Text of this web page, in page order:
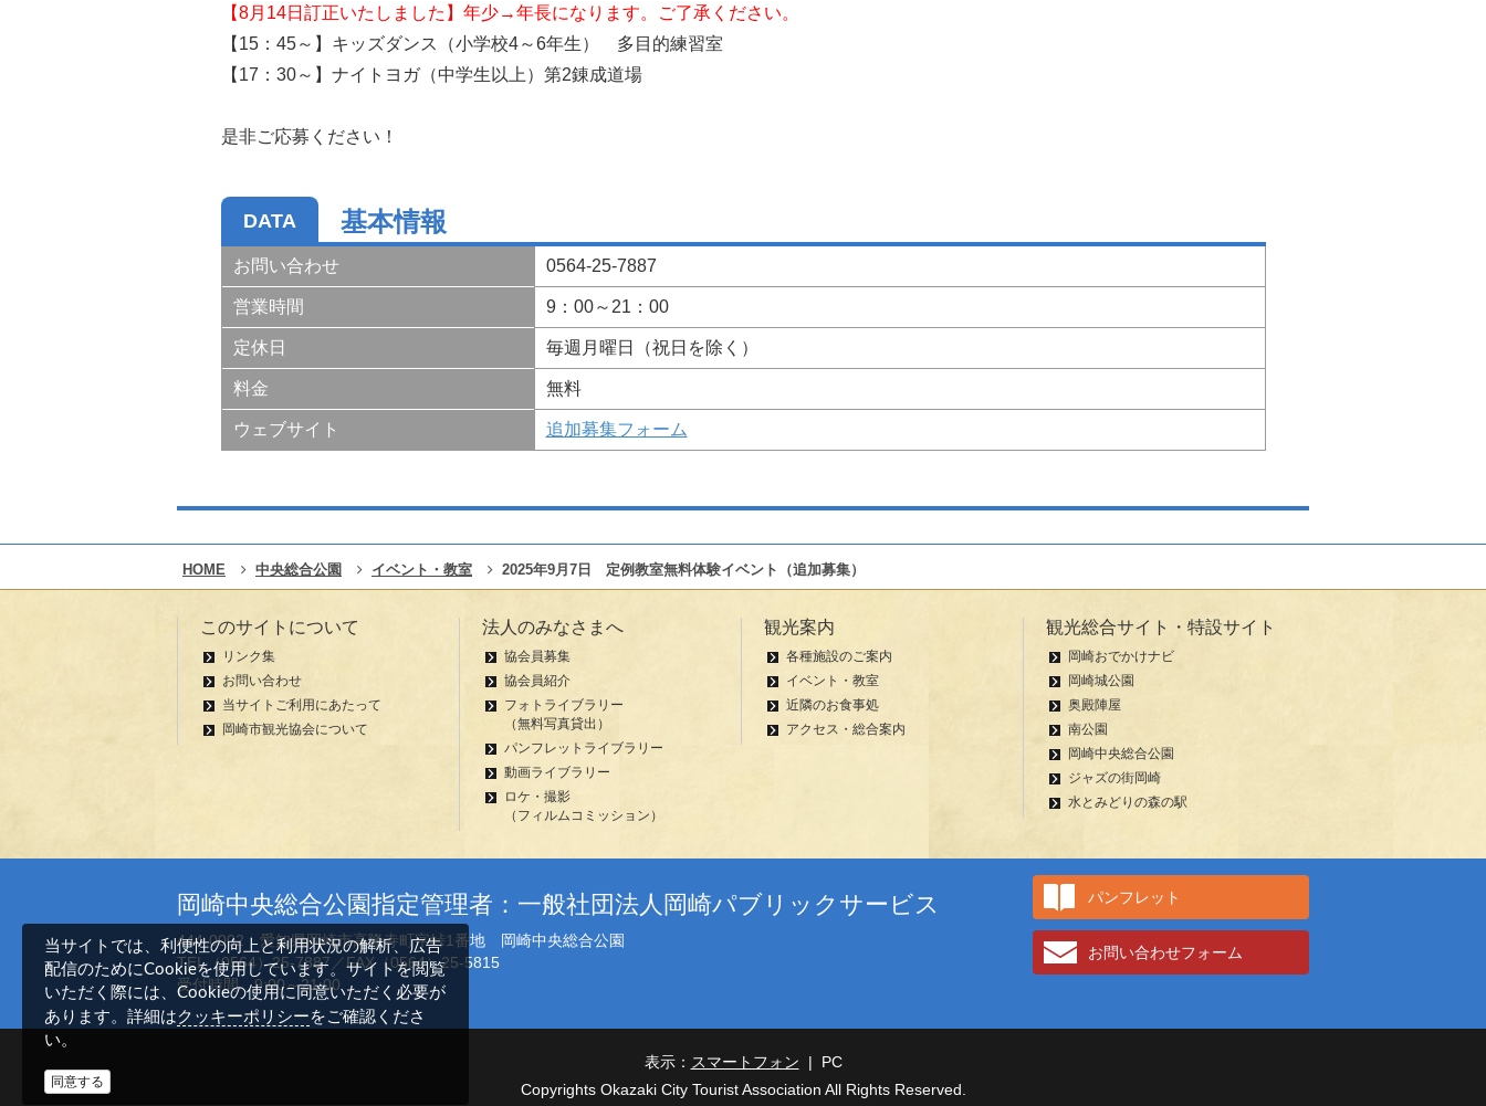
【8月14日訂正いたしました】年少→年長になります。ご了承ください。
【15：45～】キッズダンス（小学校4～6年生） 多目的練習室
【17：30～】ナイトヨガ（中学生以上）第2錬成道場
是非ご応募ください！
DATA 基本情報
お問い合わせ 0564-25-7887
営業時間 9：00～21：00
定休日 毎週月曜日（祝日を除く）
料金 無料
ウェブサイト 追加募集フォーム
HOME 中央総合公園 イベント・教室 2025年9月7日 定例教室無料体験イベント（追加募集）
このサイトについて
リンク集
お問い合わせ
当サイトご利用にあたって
岡崎市観光協会について
法人のみなさまへ
協会員募集
協会員紹介
フォトライブラリー
（無料写真貸出）
パンフレットライブラリー
動画ライブラリー
ロケ・撮影
（フィルムコミッション）
観光案内
各種施設のご案内
イベント・教室
近隣のお食事処
アクセス・総合案内
観光総合サイト・特設サイト
岡崎おでかけナビ
岡崎城公園
奥殿陣屋
南公園
岡崎中央総合公園
ジャズの街岡崎
水とみどりの森の駅
岡崎中央総合公園指定管理者：一般社団法人岡崎パブリックサービス
444-0002 愛知県岡崎市高隆寺町字峠1番地 岡崎中央総合公園
TEL（0564）25-7887／FAX（0564）25-5815
受付時間 9:00～21:00
パンフレット
お問い合わせフォーム
表示： スマートフォン | PC
Copyrights Okazaki City Tourist Association All Rights Reserved.
当サイトでは、利便性の向上と利用状況の解析、広告
配信のためにCookieを使用しています。サイトを閲覧
いただく際には、Cookieの使用に同意いただく必要が
あります。詳細は クッキーポリシー をご確認くださ
い。
同意する